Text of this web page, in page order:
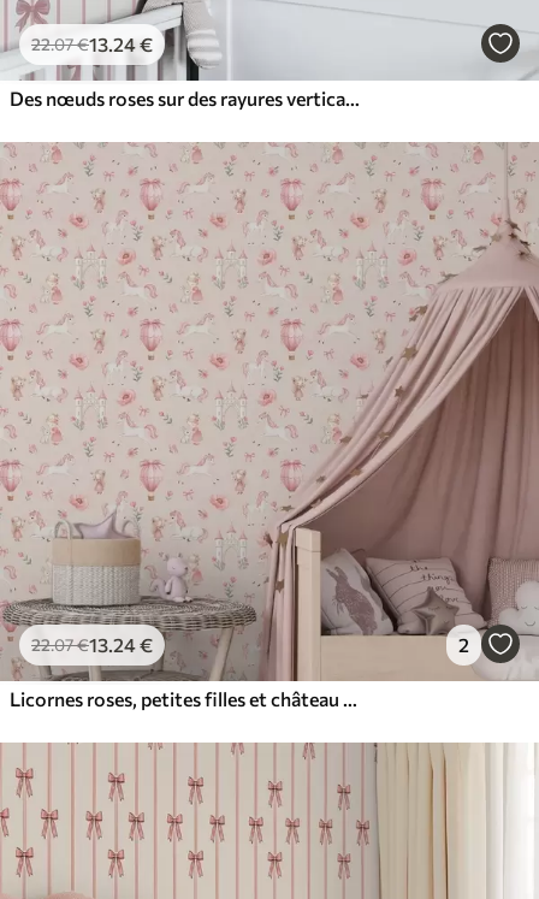
22.07€13.24€
Des nœuds roses sur des rayures verticales sur fond clair
22.07€13.24€ 2
Licornes roses, petites filles et château sur un fond doux